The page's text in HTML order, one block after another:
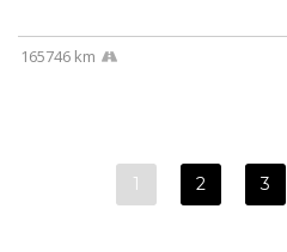
165746 km
1 2 3